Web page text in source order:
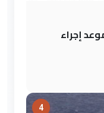
إجراء
4